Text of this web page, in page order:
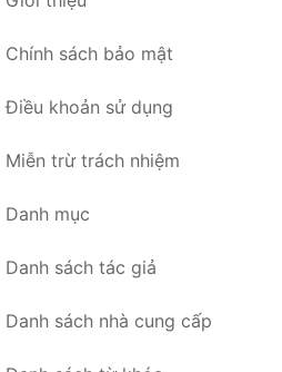
Chính sách bảo mật
Điều khoản sử dụng
Miễn trừ trách nhiệm
Danh mục
Danh sách tác giả
Danh sách nhà cung cấp